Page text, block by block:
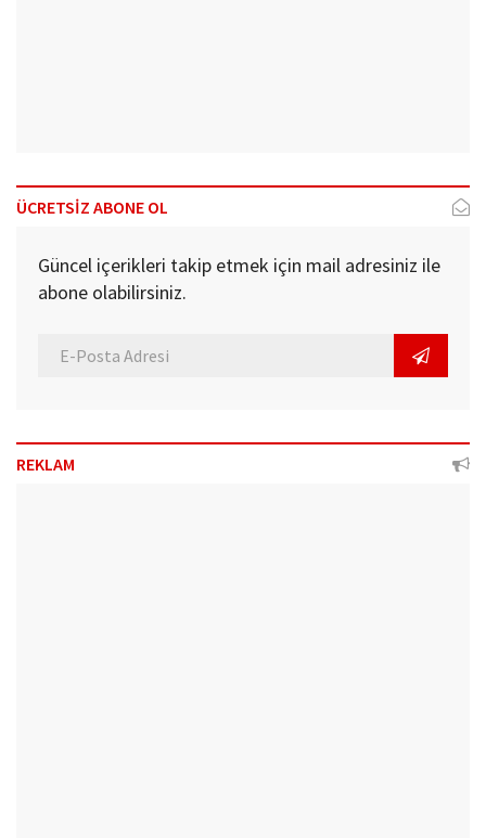
ÜCRETSİZ ABONE OL
Güncel içerikleri takip etmek için mail adresiniz ile
abone olabilirsiniz.
REKLAM